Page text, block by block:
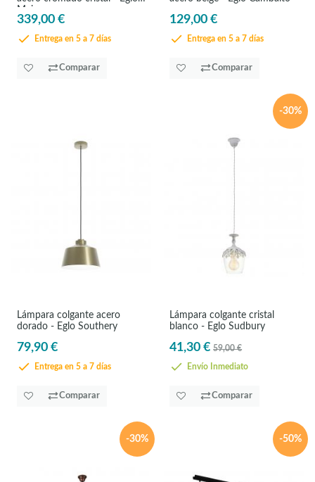
Majana
339,00 €
Entrega en 5 a 7 días
Comparar
129,00 €
Entrega en 5 a 7 días
Comparar
Lámpara colgante acero
dorado - Eglo Southery
79,90 €
Entrega en 5 a 7 días
Comparar
-30%
Lámpara colgante cristal
blanco - Eglo Sudbury
41,30 € 59,00 €
Envío Inmediato
Comparar
-30% -50%